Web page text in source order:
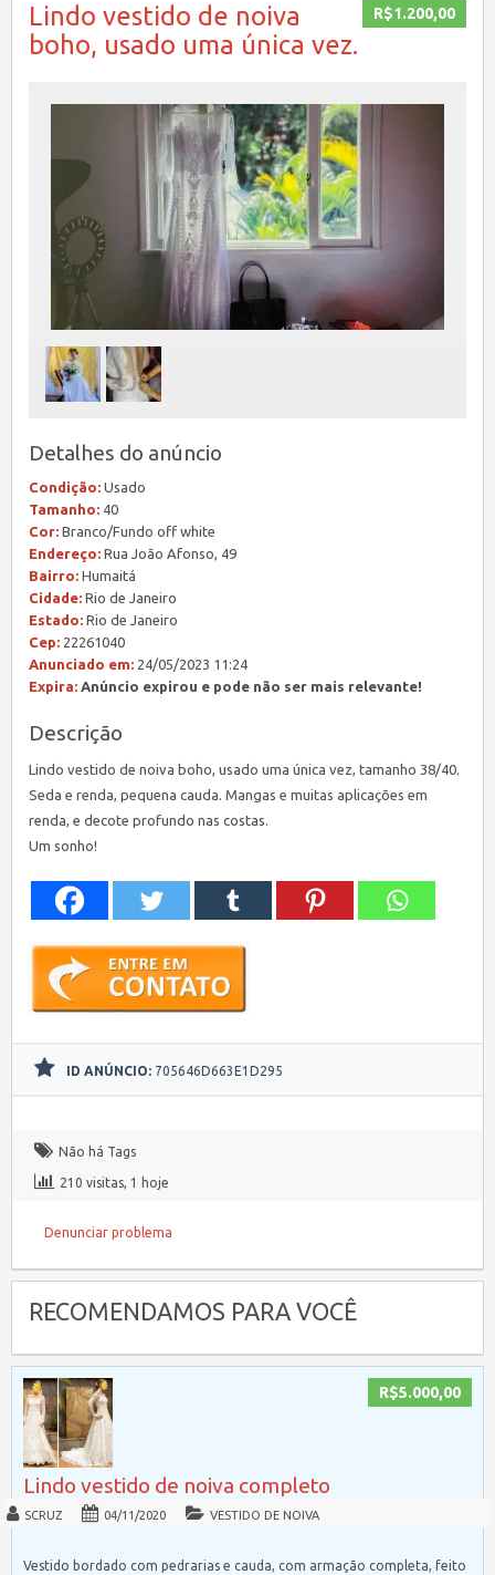
R$1.200,00
Lindo vestido de noiva
boho, usado uma única vez.
Detalhes do anúncio
Condição: Usado
Tamanho: 40
Cor: Branco/Fundo off white
Endereço: Rua João Afonso, 49
Bairro: Humaitá
Cidade: Rio de Janeiro
Estado: Rio de Janeiro
Cep: 22261040
Anunciado em: 24/05/2023 11:24
Expira: Anúncio expirou e pode não ser mais relevante!
Descrição
Lindo vestido de noiva boho, usado uma única vez, tamanho 38/40.
Seda e renda, pequena cauda. Mangas e muitas aplicações em
renda, e decote profundo nas costas.
Um sonho!
ID ANÚNCIO: 705646D663E1D295
Não há Tags
210 visitas, 1 hoje
Denunciar problema
RECOMENDAMOS PARA VOCÊ
R$5.000,00
Lindo vestido de noiva completo
SCRUZ 04/11/2020 VESTIDO DE NOIVA
Vestido bordado com pedrarias e cauda, com armação completa, feito